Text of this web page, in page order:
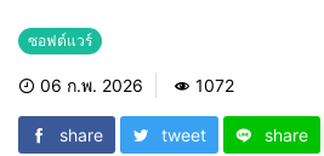
ซอฟต์แวร์
06 ก.พ. 2026 1072
share tweet share